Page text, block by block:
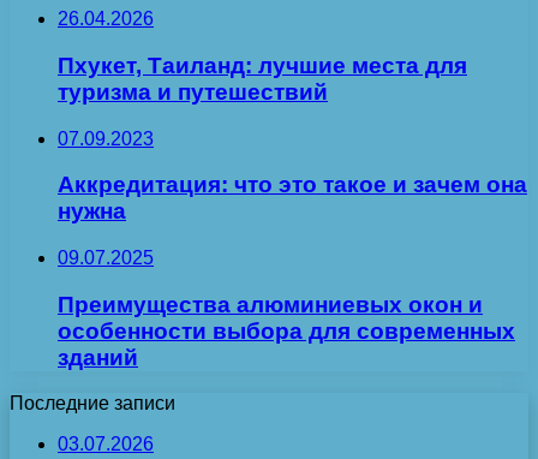
26.04.2026
Пхукет, Таиланд: лучшие места для
туризма и путешествий
07.09.2023
Аккредитация: что это такое и зачем она
нужна
09.07.2025
Преимущества алюминиевых окон и
особенности выбора для современных
зданий
Последние записи
03.07.2026